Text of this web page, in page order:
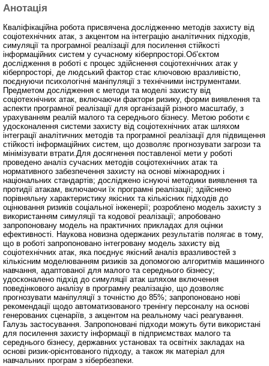
Анотація
Кваліфікаційна робота присвячена дослідженню методів захисту від
соціотехнічних атак, з акцентом на інтеграцію аналітичних підходів,
симуляції та програмної реалізації для посилення стійкості
інформаційних систем у сучасному кіберпросторі.Об’єктом
дослідження в роботі є процес здійснення соціотехнічних атак у
кіберпросторі, де людський фактор стає ключовою вразливістю,
поєднуючи психологічні маніпуляції з технічними інструментами.
Предметом дослідження є методи та моделі захисту від
соціотехнічних атак, включаючи фактори ризику, форми виявлення та
аспекти програмної реалізації для організацій різного масштабу, з
урахуванням реалій малого та середнього бізнесу. Метою роботи є
удосконалення системи захисту від соціотехнічних атак шляхом
інтеграції аналітичних методів та програмної реалізації для підвищення
стійкості інформаційних систем, що дозволяє прогнозувати загрози та
мінімізувати втрати.Для досягнення поставленої мети у роботі
проведено аналіз сучасних методів соціотехнічних атак та
нормативного забезпечення захисту на основі міжнародних і
національних стандартів; досліджено існуючі методики виявлення та
протидії атакам, включаючи їх програмні реалізації; здійснено
порівняльну характеристику якісних та кількісних підходів до
оцінювання ризиків соціальної інженерії; розроблено модель захисту з
використанням симуляції та кодової реалізації; апробовано
запропоновану модель на практичних прикладах для оцінки
ефективності. Наукова новизна одержаних результатів полягає в тому,
що в роботі запропоновано інтегровану модель захисту від
соціотехнічних атак, яка поєднує якісний аналіз вразливостей з
кількісним моделюванням ризиків за допомогою алгоритмів машинного
навчання, адаптованої для малого та середнього бізнесу;
удосконалено підхід до симуляції атак шляхом включення
поведінкового аналізу в програмну реалізацію, що дозволяє
прогнозувати маніпуляції з точністю до 85%; запропоновано нові
рекомендації щодо автоматизованого тренінгу персоналу на основі
генерованих сценаріїв, з акцентом на реальному часі реагування.
Галузь застосування. Запропоновані підходи можуть бути використані
для посилення захисту інформації в підприємствах малого та
середнього бізнесу, державних установах та освітніх закладах на
основі ризик-орієнтованого підходу, а також як матеріал для
навчальних програм з кібербезпеки.